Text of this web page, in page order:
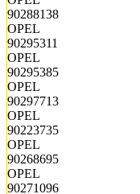
90288138
OPEL
90295311
OPEL
90295385
OPEL
90297713
OPEL
90223735
OPEL
90268695
OPEL
90271096